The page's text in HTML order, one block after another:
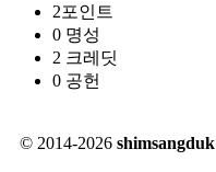
2포인트
0 명성
2 크레딧
0 공헌
© 2014-2026 shimsangduk